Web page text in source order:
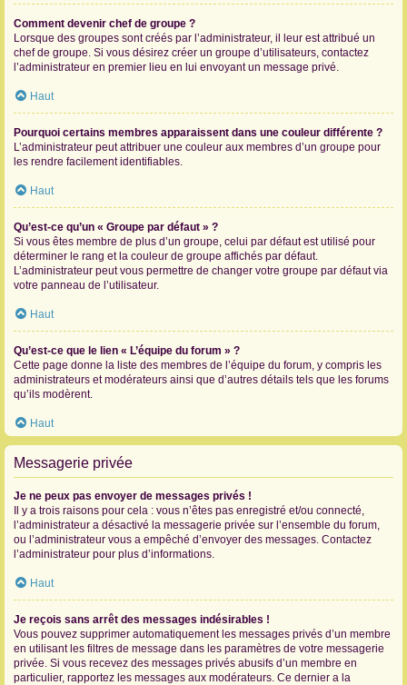
Comment devenir chef de groupe ?
Lorsque des groupes sont créés par l’administrateur, il leur est attribué un
chef de groupe. Si vous désirez créer un groupe d’utilisateurs, contactez
l’administrateur en premier lieu en lui envoyant un message privé.
Haut
Pourquoi certains membres apparaissent dans une couleur différente ?
L’administrateur peut attribuer une couleur aux membres d’un groupe pour
les rendre facilement identifiables.
Haut
Qu’est-ce qu’un « Groupe par défaut » ?
Si vous êtes membre de plus d’un groupe, celui par défaut est utilisé pour
déterminer le rang et la couleur de groupe affichés par défaut.
L’administrateur peut vous permettre de changer votre groupe par défaut via
votre panneau de l’utilisateur.
Haut
Qu’est-ce que le lien « L’équipe du forum » ?
Cette page donne la liste des membres de l’équipe du forum, y compris les
administrateurs et modérateurs ainsi que d’autres détails tels que les forums
qu’ils modèrent.
Haut
Messagerie privée
Je ne peux pas envoyer de messages privés !
Il y a trois raisons pour cela : vous n’êtes pas enregistré et/ou connecté,
l’administrateur a désactivé la messagerie privée sur l’ensemble du forum,
ou l’administrateur vous a empêché d’envoyer des messages. Contactez
l’administrateur pour plus d’informations.
Haut
Je reçois sans arrêt des messages indésirables !
Vous pouvez supprimer automatiquement les messages privés d’un membre
en utilisant les filtres de message dans les paramètres de votre messagerie
privée. Si vous recevez des messages privés abusifs d’un membre en
particulier, rapportez les messages aux modérateurs. Ce dernier a la